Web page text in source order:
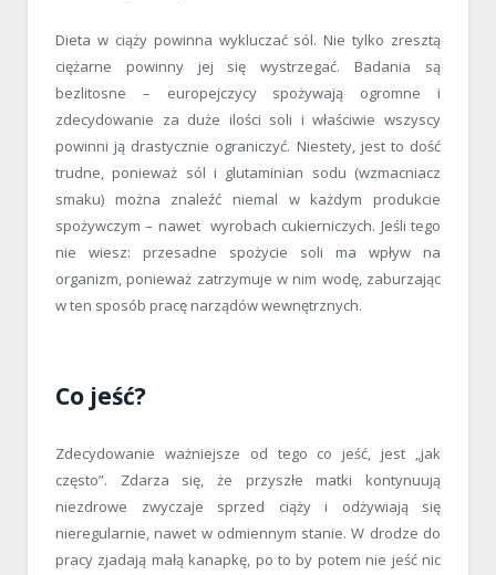
Dieta w ciąży powinna wykluczać sól. Nie tylko zresztą
ciężarne powinny jej się wystrzegać. Badania są
bezlitosne – europejczycy spożywają ogromne i
zdecydowanie za duże ilości soli i właściwie wszyscy
powinni ją drastycznie ograniczyć. Niestety, jest to dość
trudne, ponieważ sól i glutaminian sodu (wzmacniacz
smaku) można znaleźć niemal w każdym produkcie
spożywczym – nawet wyrobach cukierniczych. Jeśli tego
nie wiesz: przesadne spożycie soli ma wpływ na
organizm, ponieważ zatrzymuje w nim wodę, zaburzając
w ten sposób pracę narządów wewnętrznych.
Co jeść?
Zdecydowanie ważniejsze od tego co jeść, jest „jak
często”. Zdarza się, że przyszłe matki kontynuują
niezdrowe zwyczaje sprzed ciąży i odżywiają się
nieregularnie, nawet w odmiennym stanie. W drodze do
pracy zjadają małą kanapkę, po to by potem nie jeść nic